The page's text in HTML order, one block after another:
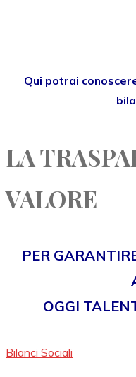
Qui potrai
LA
VALORE
PER
OGGI
Bilanci Sociali